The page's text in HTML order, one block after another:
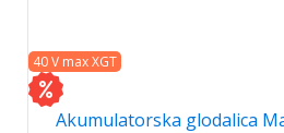
40 V max XGT
Akumulatorska glodalica